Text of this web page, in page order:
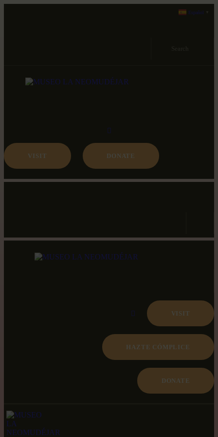
VISIT DONATE
VISIT
HAZTE CÓMPLICE
DONATE
COLECCIÓN
Español